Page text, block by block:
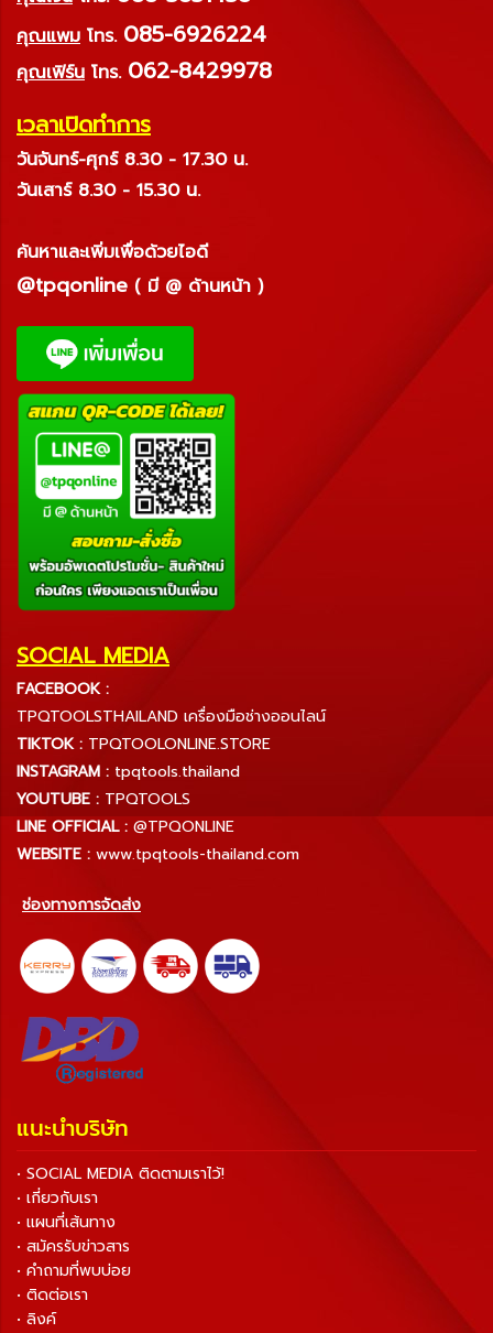
คุณแพม โทร. 085-6926224
คุณเฟิร์น โทร. 062-8429978
เวลาเปิดทำการ
วันจันทร์-ศุกร์ 8.30 - 17.30 น.
วันเสาร์ 8.30 - 15.30 น.
ค้นหาและเพิ่มเพื่อด้วยไอดี
@tpqonline ( มี @ ด้านหน้า )
SOCIAL MEDIA
FACEBOOK :
TPQTOOLSTHAILAND เครื่องมือช่างออนไลน์
TIKTOK : TPQTOOLONLINE.STORE
INSTAGRAM : tpqtools.thailand
YOUTUBE : TPQTOOLS
LINE OFFICIAL : @TPQONLINE
WEBSITE : www.tpqtools-thailand.com
ช่องทางการจัดส่ง
แนะนำบริษัท
• SOCIAL MEDIA ติดตามเราไว้!
• เกี่ยวกับเรา
• แผนที่เส้นทาง
• สมัครรับข่าวสาร
• คำถามที่พบบ่อย
• ติดต่อเรา
• ลิงค์